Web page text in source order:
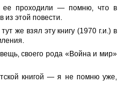
проходили — помню, что в
из этой повести.
же взял эту книгу (1970 г.и.) в
своего рода «Война и мир»
книгой — я не помню уже,